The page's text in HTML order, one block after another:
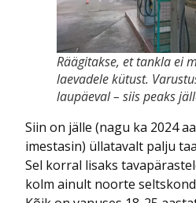
Räägitakse, et tankla ei
laevadele kütust.
laupäeval – siis peaks
Siin on jälle (nagu ka 2024
imestasin) üllatavalt palju
Sel korral lisaks
kolm ainult noorte